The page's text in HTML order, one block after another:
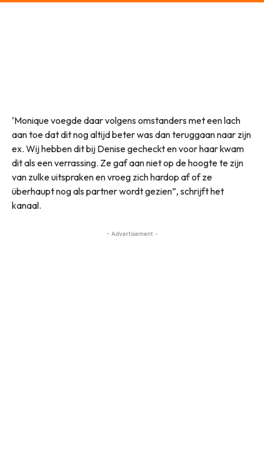
‘Monique voegde daar volgens omstanders met een lach
aan toe dat dit nog altijd beter was dan teruggaan naar zijn
ex. Wij hebben dit bij Denise gecheckt en voor haar kwam
dit als een verrassing. Ze gaf aan niet op de hoogte te zijn
van zulke uitspraken en vroeg zich hardop af of ze
überhaupt nog als partner wordt gezien”, schrijft het
kanaal.
- Advertisement -